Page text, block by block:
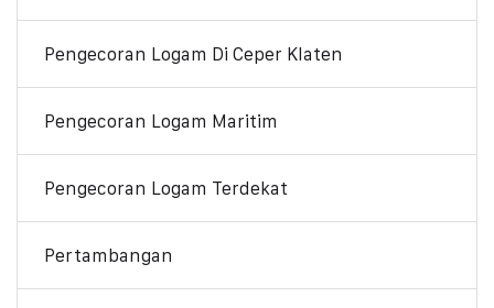
Pengecoran Logam Di Ceper Klaten
Pengecoran Logam Maritim
Pengecoran Logam Terdekat
Pertambangan